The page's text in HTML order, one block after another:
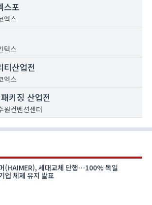
스포
엑스
텍스
티산업전
엑스
키징 산업전
원컨벤션센터
(HAIMER), 세대교체 단행…100% 독일
업 체제 유지 발표